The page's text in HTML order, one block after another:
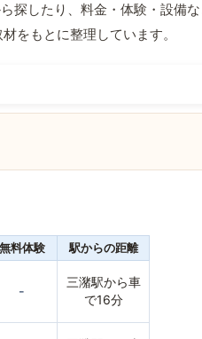
探したり、料金・体験・設備
をもとに整理しています。
無料体験 駅からの距離
-
三潴駅から車
で16分